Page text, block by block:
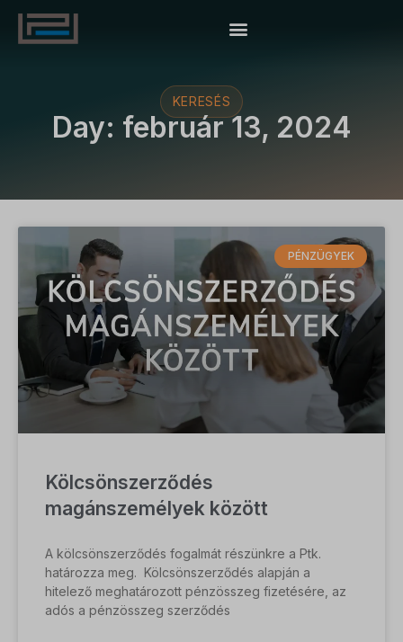
KERESÉS
Day: február 13, 2024
PÉNZÜGYEK
Kölcsönszerződés
magánszemélyek között
A kölcsönszerződés fogalmát részünkre a Ptk.
határozza meg. Kölcsönszerződés alapján a
hitelező meghatározott pénzösszeg fizetésére, az
adós a pénzösszeg szerződés